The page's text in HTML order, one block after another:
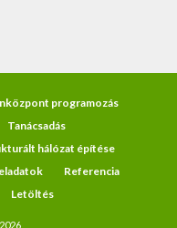
programozás
Tanácsadás
hálózat építése
Referencia
Letöltés